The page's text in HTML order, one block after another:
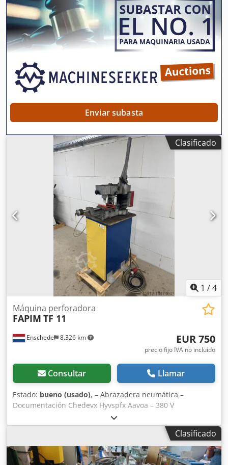
Enviar subasta
Clasificado
1 /4
Enschede 8.326 km
Máquina perforadora
FAPIM TF 11
EUR 750
precio fijo IVA no incluído
Consultar Llamar
Estado: bueno (usado), – Abrazadera neumática –
Documentación Chedevx Hyvspfx Aavoa – 380 V
Clasificado